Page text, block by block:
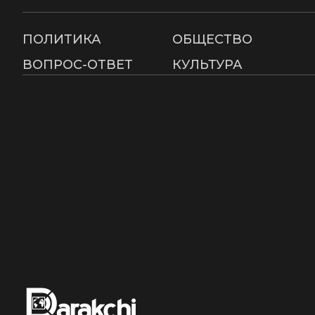
ПОЛИТИКА ОБЩЕСТВО
ВОПРОС-ОТВЕТ
КУЛЬТУРА